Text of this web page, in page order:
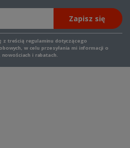
Zapisz się
z treścią regulaminu dotyczącego
w celu przesyłania mi informacji o
i rabatach.